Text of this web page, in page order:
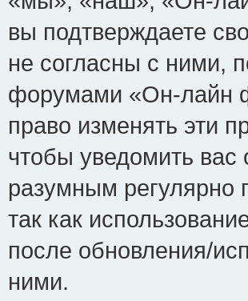
вы подтверждаете
не согласны с ними,
форумами «Он-лайн
право изменять эти
чтобы уведомить
разумным регулярно
так как
после обновления/
ними.